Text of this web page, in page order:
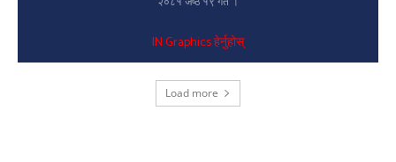
IN Graphics हेर्नुहोस्
Load more